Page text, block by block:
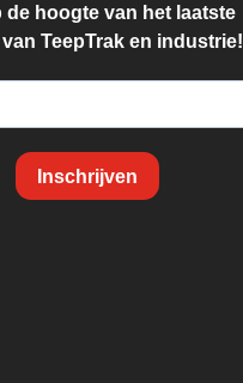
de hoogte van het laatste
TeepTrak en industrie!
Inschrijven